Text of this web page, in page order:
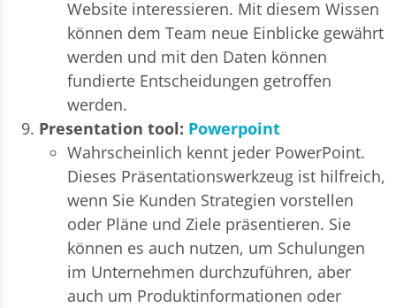
Website interessieren. Mit diesem Wissen
können dem Team neue Einblicke gewährt
werden und mit den Daten können
fundierte Entscheidungen getroffen
werden.
Presentation tool: Powerpoint
Wahrscheinlich kennt jeder PowerPoint.
Dieses Präsentationswerkzeug ist hilfreich,
wenn Sie Kunden Strategien vorstellen
oder Pläne und Ziele präsentieren. Sie
können es auch nutzen, um Schulungen
im Unternehmen durchzuführen, aber
auch um Produktinformationen oder